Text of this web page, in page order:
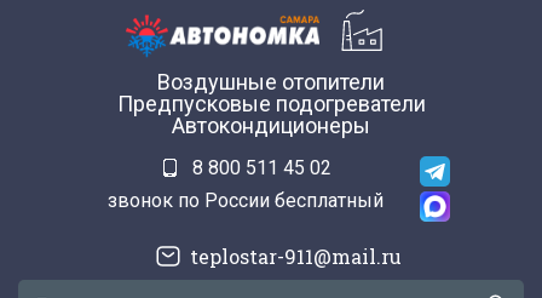
Воздушные отопители
Предпусковые подогреватели
Автокондиционеры
8 800 511 45 02
звонок по России бесплатный
teplostar-911@mail.ru